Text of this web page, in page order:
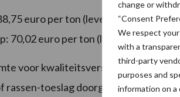
change or
“Consent
We respect
with a
third-party
purposes and
information on a
euro per ton (levering week 13)
70,02 euro per ton (levering week 13)
voor kwaliteitsverschillen tussen
rassen-toeslag doorgevoerd. De